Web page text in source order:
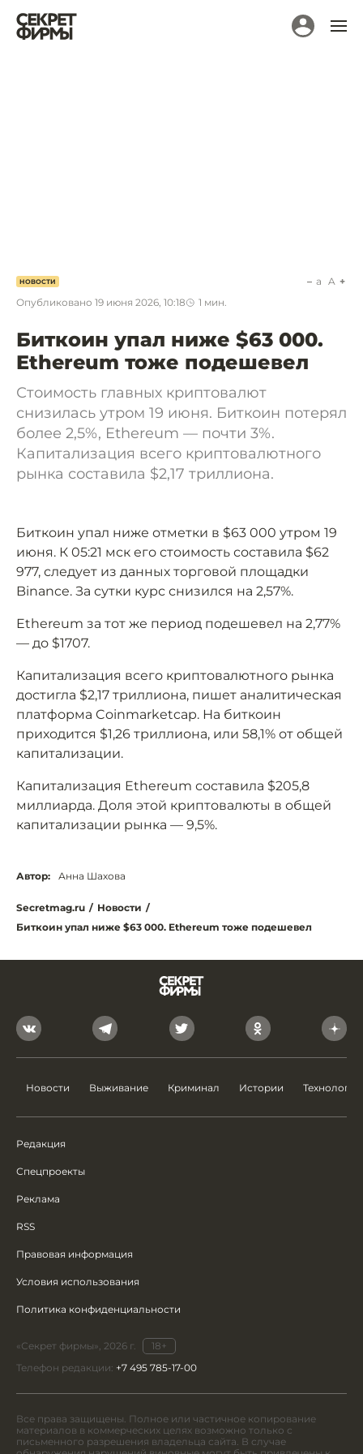
НОВОСТИ
Опубликовано 19 июня 2026, 10:18 1 мин.
a A
Биткоин упал ниже $63 000.
Ethereum тоже подешевел
Стоимость главных криптовалют
снизилась утром 19 июня. Биткоин потерял
более 2,5%, Ethereum — почти 3%.
Капитализация всего криптовалютного
рынка составила $2,17 триллиона.
Биткоин упал ниже отметки в $63 000 утром 19
июня. К 05:21 мск его стоимость составила $62
977, следует из данных торговой площадки
Binance. За сутки курс снизился на 2,57%.
Ethereum за тот же период подешевел на 2,77%
— до $1707.
Капитализация всего криптовалютного рынка
достигла $2,17 триллиона, пишет аналитическая
платформа Coinmarketcap. На биткоин
приходится $1,26 триллиона, или 58,1% от общей
капитализации.
Капитализация Ethereum составила $205,8
миллиарда. Доля этой криптовалюты в общей
капитализации рынка — 9,5%.
Автор: Анна Шахова
Secretmag.ru / Новости /
Биткоин упал ниже $63 000. Ethereum тоже подешевел
Новости Выживание Криминал Истории Технологии
Редакция
Спецпроекты
Реклама
RSS
Правовая информация
Условия использования
Политика конфиденциальности
«Секрет фирмы», 2026 г.
18+
Телефон редакции: +7 495 785-17-00
Все права защищены. Полное или частичное копирование
материалов в коммерческих целях возможно только с
письменного разрешения владельца сайта. В случае